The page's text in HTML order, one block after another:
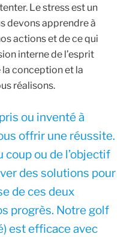
Le stress est un
devons apprendre à
actions et de ce qui
interne de l’esprit
conception et la
réalisons.
ou inventé à
offrir une réussite.
coup ou de l’objectif
des solutions pour
de ces deux
progrès. Notre golf
est efficace avec